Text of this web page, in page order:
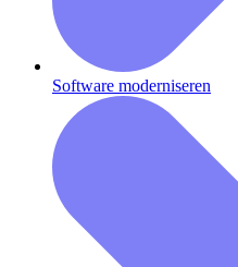
Software moderniseren